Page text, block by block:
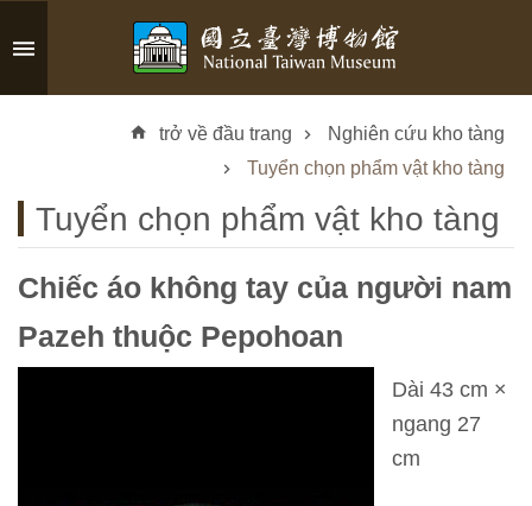
Skip to main content
c
e
d
S
e
trở về đầu trang
Nghiên cứu kho tàng
Tuyển chọn phẩm vật kho tàng
Tuyển chọn phẩm vật kho tàng
Chiếc áo không tay của người nam
Pazeh thuộc Pepohoan
Dài 43 cm ×
ngang 27
cm